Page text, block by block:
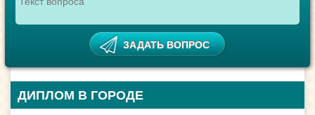
ДИПЛОМ В ГОРОДЕ